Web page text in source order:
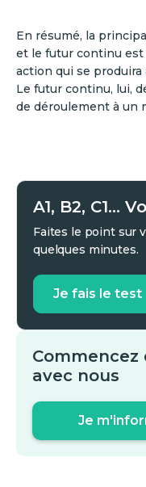
En résumé, la
et le futur continu
action qui se
Le futur continu, lui,
de déroulement à un
A1, B2, C1...
Faites le point sur
quelques minutes.
Je fais le test
Commencez
avec nous
Je